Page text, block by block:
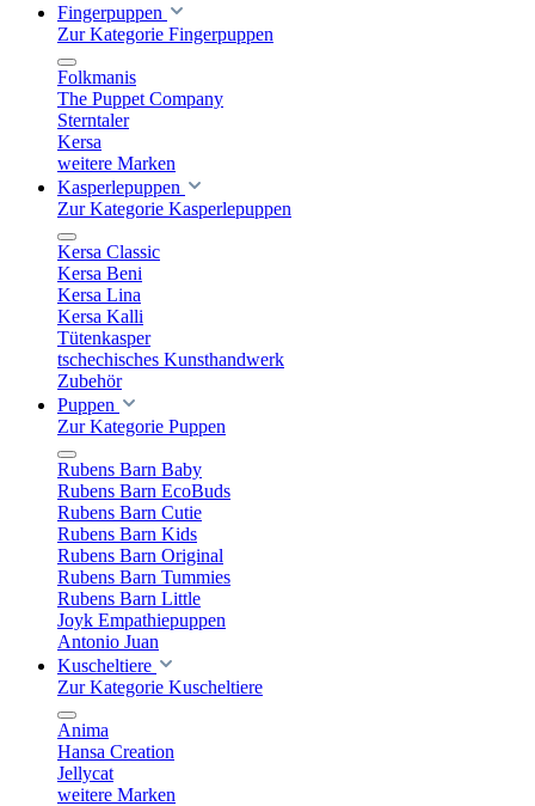
Fingerpuppen
Zur Kategorie Fingerpuppen
Folkmanis
The Puppet Company
Sterntaler
Kersa
weitere Marken
Kasperlepuppen
Zur Kategorie Kasperlepuppen
Kersa Classic
Kersa Beni
Kersa Lina
Kersa Kalli
Tütenkasper
tschechisches Kunsthandwerk
Zubehör
Puppen
Zur Kategorie Puppen
Rubens Barn Baby
Rubens Barn EcoBuds
Rubens Barn Cutie
Rubens Barn Kids
Rubens Barn Original
Rubens Barn Tummies
Rubens Barn Little
Joyk Empathiepuppen
Antonio Juan
Kuscheltiere
Zur Kategorie Kuscheltiere
Anima
Hansa Creation
Jellycat
weitere Marken